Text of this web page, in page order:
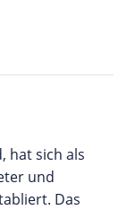
hat sich als
und
Das